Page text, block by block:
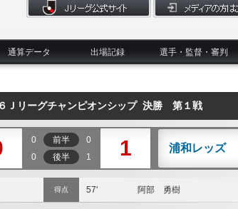
通算データ 出場記録 選手・監督・審判
Ｊリーグチャンピオンシップ 決勝 第１戦
0 前半
0
0
後半 1 1 浦和レッズ
得点 57' 阿部 勇樹